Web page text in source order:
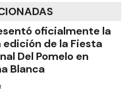
oficialmente la
edición de la Fiesta
Del Pomelo en
Blanca